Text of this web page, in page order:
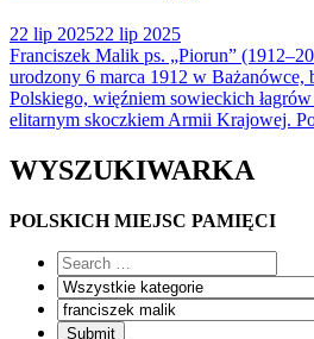
22 lip 202522 lip 2025
Franciszek Malik ps. „Piorun”
urodzony 6 marca 1912 w Bażanówce,
Polskiego, więźniem sowieckich
elitarnym skoczkiem Armii Krajowej.
WYSZUKIWARKA
POLSKICH MIEJSC PAMIĘCI